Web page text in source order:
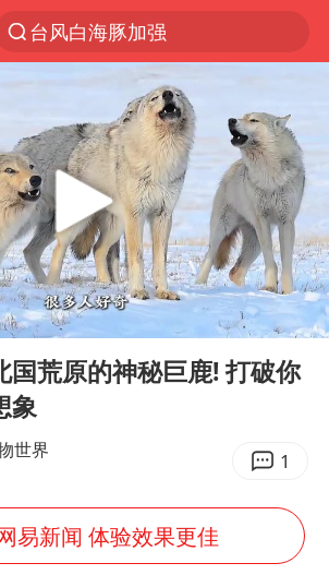
台风白海豚加强
我国货物贸易进出口超30万亿元
向鹏0-3不敌张本智和
泉州市委书记张毅恭被查
佛山通报笔试前13被淘汰后5名进体检
国防部回应日本试射“战斧”导弹
广东雷州通报特教老师招聘违规事件
“立秋的第一杯奶茶”又爆单了
“新疆阿勒泰八月能滑雪”不实
陈幸同晋级WTT横滨冠军赛8强
宇树科技中一签需缴款7.54万元
04:16
国荒原的神秘巨鹿! 打破你
象
世界 1
易新闻 体验效果更佳